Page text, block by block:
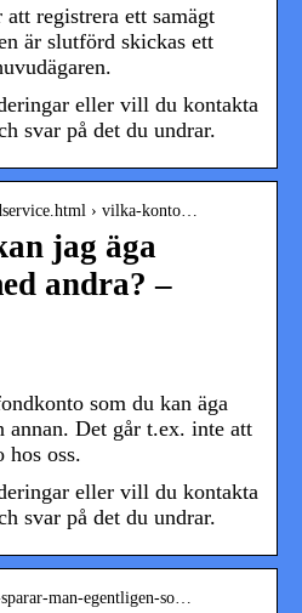
registrera ett samägt
är slutförd skickas ett
eller vill du kontakta
svar på det du undrar.
› vilka-konto…
jag äga
andra? –
som du kan äga
annan. Det går t.ex. inte att
hos oss.
eller vill du kontakta
svar på det du undrar.
man-egentligen-so…